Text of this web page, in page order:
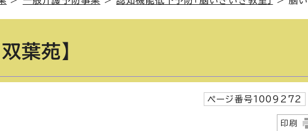
葉苑】
ページ番号1009272
印刷